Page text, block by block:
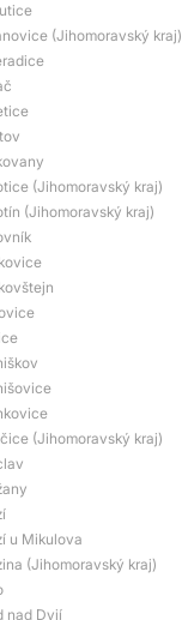
(Jihomoravský kraj)
(Jihomoravský kraj)
(Jihomoravský kraj)
(Jihomoravský kraj)
u Mikulova
(Jihomoravský kraj)
nad Dyjí